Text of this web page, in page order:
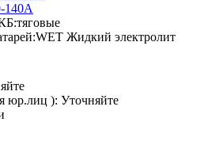
140A
тяговые
WET Жидкий электролит
юр.лиц ): Уточняйте